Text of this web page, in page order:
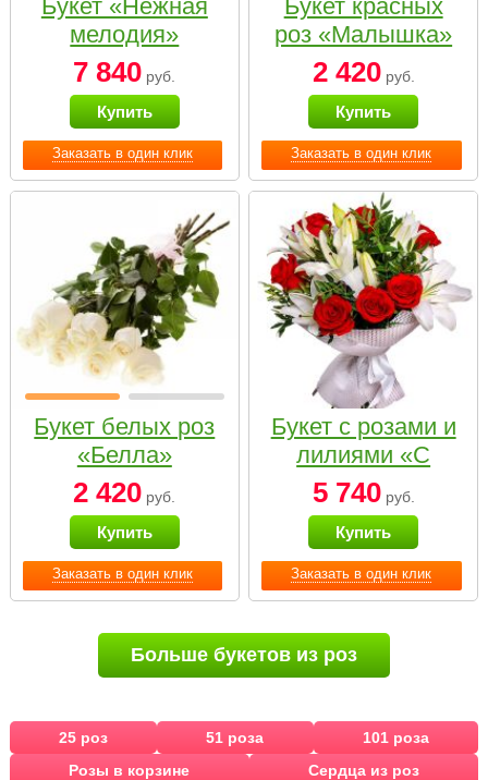
Заказать в один клик
Букет «Нежная
мелодия»
7 840 руб.
Купить
Заказать в один клик
Букет красных
роз «Малышка»
2 420руб.
Купить
Заказать в один клик
Букет белых роз
«Белла»
2 420 руб.
Купить
Заказать в один клик
Букет с розами и
лилиями «С
наилучшими
пожеланиями»
5 740руб.
Купить
Больше букетов из роз
25 роз 51 роза
101 роза
Розы в корзине
Сердца из роз